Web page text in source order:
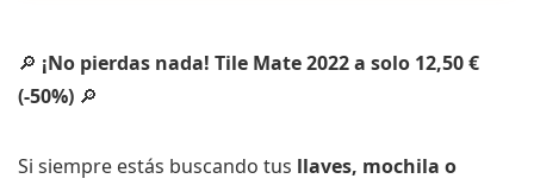
🔎 ¡No pierdas nada! Tile Mate 2022 a solo 12,50 €
(-50%) 🔎
Si siempre estás buscando tus llaves, mochila o